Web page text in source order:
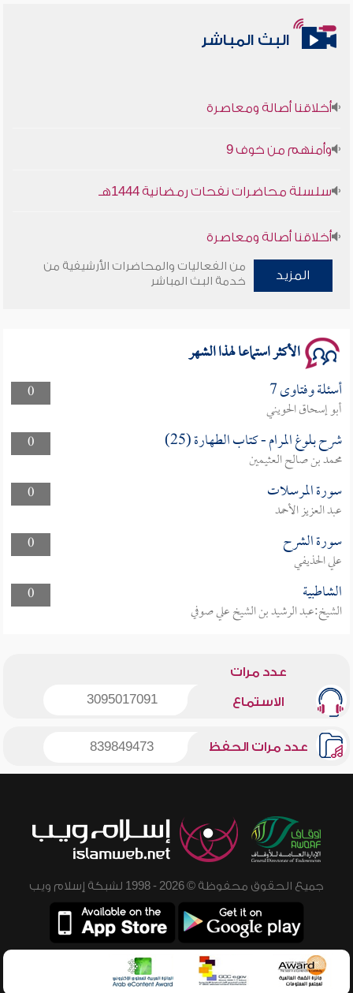
البث المباشر
أخلاقنا أصالة ومعاصرة
وأمنهم من خوف 9
سلسلة محاضرات نفحات رمضانية 1444هـ
أخلاقنا أصالة ومعاصرة
وأمنهم من خوف 9
المزيد
من الفعاليات والمحاضرات الأرشيفية من
خدمة البث المباشر
الأكثر استماعا لهذا الشهر
0 أسئلة وفتاوى 7
أبو إسحاق الحويني
0
شرح بلوغ المرام - كتاب الطهارة (25)
محمد بن صالح العثيمين
0
سورة المرسلات
عبد العزيز الأحمد
0
سورة الشرح
علي الحذيفي
0
الشاطبية
الشيخ:عبد الرشيد بن الشيخ علي صوفي
عدد مرات
الاستماع 3095017091
عدد مرات الحفظ 839849473
جميع الحقوق محفوظة © 2026 - 1998 لشبكة إسلام ويب